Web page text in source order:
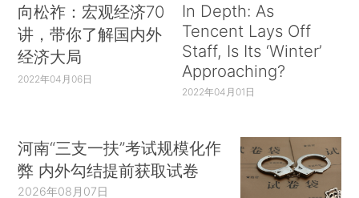
向松祚：宏观经济70
讲，带你了解国内外
经济大局
2022年04月06日
In Depth: As
Tencent Lays Off
Staff, Is Its ‘Winter’
Approaching?
2022年04月01日
河南“三支一扶”考试规模化作
弊 内外勾结提前获取试卷
2026年08月07日